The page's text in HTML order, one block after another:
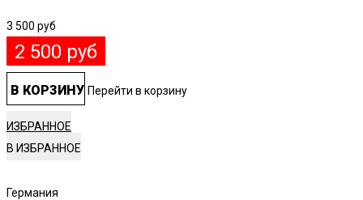
3 500 руб
2 500 руб
В КОРЗИНУ Перейти в корзину
ИЗБРАННОЕ
Германия